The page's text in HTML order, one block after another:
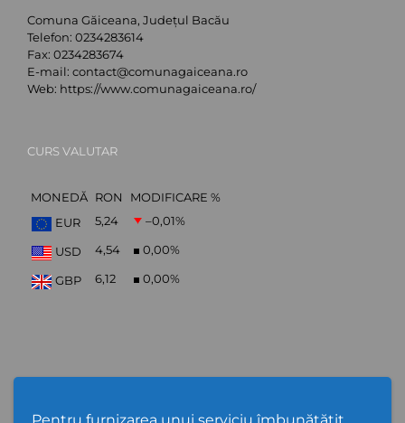
Comuna Găiceana, Județul Bacău
Telefon: 0234283614
Fax: 0234283674
E-mail: contact@comunagaiceana.ro
Web: https://www.comunagaiceana.ro/
CURS VALUTAR
MONEDĂ RON
MODIFICARE %
EUR
5,24 –0,01%
USD 4,54 0,00%
GBP 6,12 0,00%